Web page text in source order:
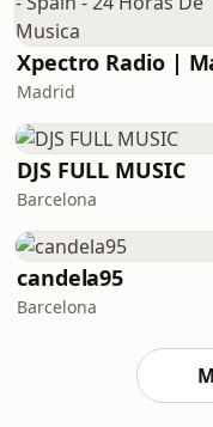
Madrid
DJS FULL MUSIC
Barcelona
candela95
Barcelona